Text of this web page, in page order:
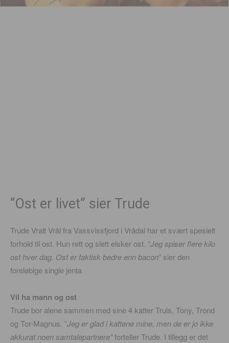
“Ost er livet” sier Trude
Trude Vralt Vrål fra Vassvissfjord i Vrådal har et svært spesielt
forhold til ost. Hun rett og slett elsker ost. “Jeg spiser flere kilo
ost hver dag. Ost er faktisk bedre enn bacon” sier den
foreløbige single jenta
Vil ha mann og ost
Trude bor alene sammen med sine 4 katter Truls, Tony, Trond
og Tor-Magnus. “Jeg er glad i kattene mine, men de er jo ikke
akkurat noen samtalepartnere”forteller Trude. I tillegg er det